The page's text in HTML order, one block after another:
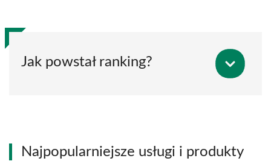
Jak powstał ranking?
Najpopularniejsze usługi i produkty